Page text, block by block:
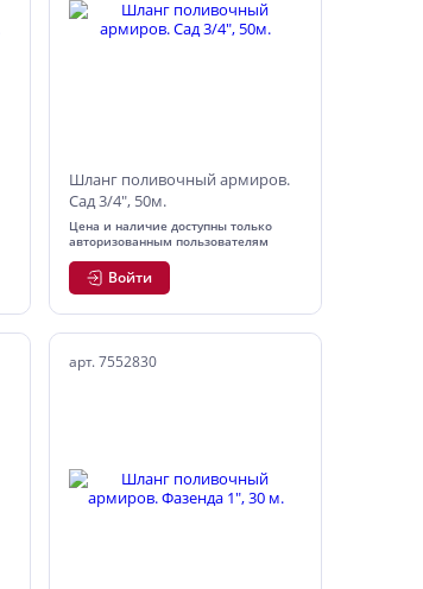
Шланг поливочный армиров.
Сад 3/4", 50м.
Цена и наличие доступны только
авторизованным пользователям
Войти
арт. 7552830